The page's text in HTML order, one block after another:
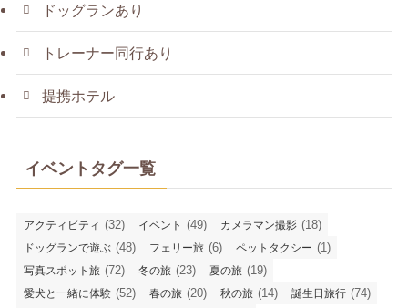
ドッグランあり
トレーナー同行あり
提携ホテル
イベントタグ一覧
アクティビティ (32) イベント (49) カメラマン撮影 (18)
ドッグランで遊ぶ (48) フェリー旅 (6) ペットタクシー (1)
写真スポット旅 (72) 冬の旅 (23) 夏の旅 (19)
愛犬と一緒に体験 (52) 春の旅 (20) 秋の旅 (14) 誕生日旅行 (74)